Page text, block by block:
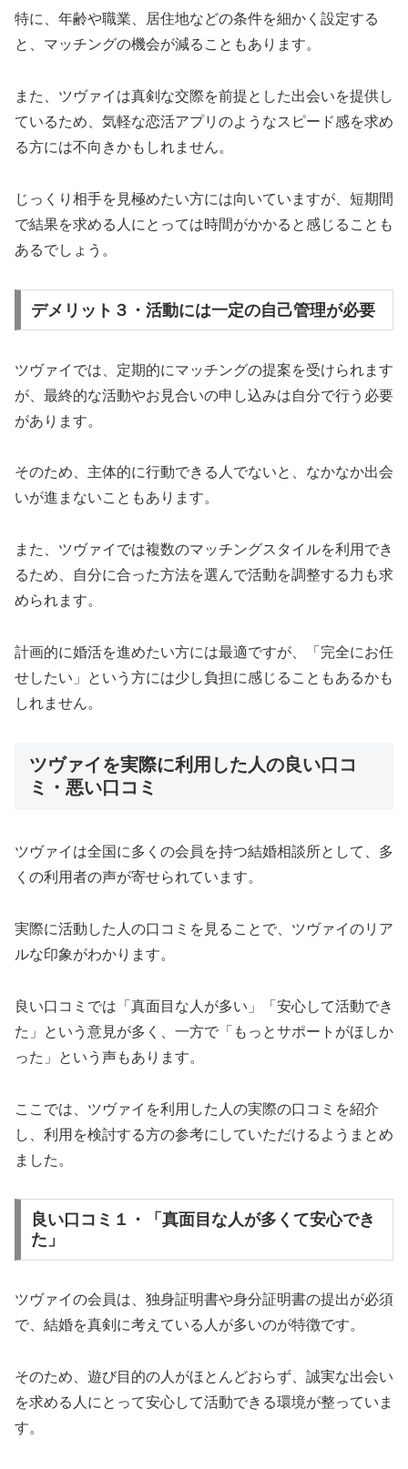
特に、年齢や職業、居住地などの条件を細かく設定する
と、マッチングの機会が減ることもあります。
また、ツヴァイは真剣な交際を前提とした出会いを提供し
ているため、気軽な恋活アプリのようなスピード感を求め
る方には不向きかもしれません。
じっくり相手を見極めたい方には向いていますが、短期間
で結果を求める人にとっては時間がかかると感じることも
あるでしょう。
デメリット３・活動には一定の自己管理が必要
ツヴァイでは、定期的にマッチングの提案を受けられます
が、最終的な活動やお見合いの申し込みは自分で行う必要
があります。
そのため、主体的に行動できる人でないと、なかなか出会
いが進まないこともあります。
また、ツヴァイでは複数のマッチングスタイルを利用でき
るため、自分に合った方法を選んで活動を調整する力も求
められます。
計画的に婚活を進めたい方には最適ですが、「完全にお任
せしたい」という方には少し負担に感じることもあるかも
しれません。
ツヴァイを実際に利用した人の良い口コ
ミ・悪い口コミ
ツヴァイは全国に多くの会員を持つ結婚相談所として、多
くの利用者の声が寄せられています。
実際に活動した人の口コミを見ることで、ツヴァイのリア
ルな印象がわかります。
良い口コミでは「真面目な人が多い」「安心して活動でき
た」という意見が多く、一方で「もっとサポートがほしか
った」という声もあります。
ここでは、ツヴァイを利用した人の実際の口コミを紹介
し、利用を検討する方の参考にしていただけるようまとめ
ました。
良い口コミ１・「真面目な人が多くて安心でき
た」
ツヴァイの会員は、独身証明書や身分証明書の提出が必須
で、結婚を真剣に考えている人が多いのが特徴です。
そのため、遊び目的の人がほとんどおらず、誠実な出会い
を求める人にとって安心して活動できる環境が整っていま
す。